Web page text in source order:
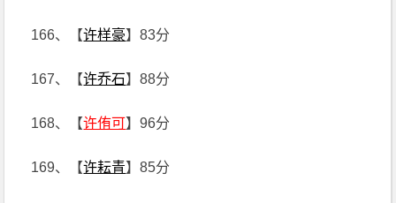
166、【许样豪】83分
167、【许乔石】88分
168、【许侑可】96分
169、【许耘青】85分